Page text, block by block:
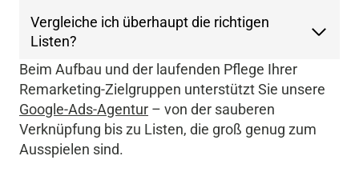
Vergleiche ich überhaupt die richtigen
Listen?
Beim Aufbau und der laufenden Pflege Ihrer
Remarketing-Zielgruppen unterstützt Sie unsere
Google-Ads-Agentur – von der sauberen
Verknüpfung bis zu Listen, die groß genug zum
Ausspielen sind.